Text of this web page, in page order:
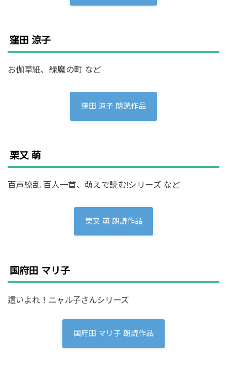
窪田 涼子
お伽草紙、緑魔の町 など
窪田 涼子 朗読作品
栗又 萌
百声繚乱 百人一首、萌えで読む!シリーズ など
栗又 萌 朗読作品
国府田 マリ子
這いよれ！ニャル子さんシリーズ
国府田 マリ子 朗読作品